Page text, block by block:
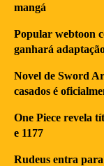
mangá
Popular webtoon
ganhará
Novel de Sword
casados é
One Piece revela
e 1177
Rudeus entra